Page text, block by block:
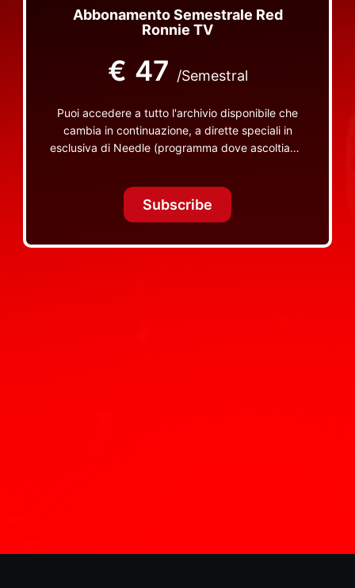
Abbonamento Semestrale Red
Ronnie TV
€ 47 /Semestral
Puoi accedere a tutto l'archivio disponibile che
cambia in continuazione, a dirette speciali in
esclusiva di Needle (programma dove ascoltiamo
TV non visibili da nessuna altra parte
Subscribe